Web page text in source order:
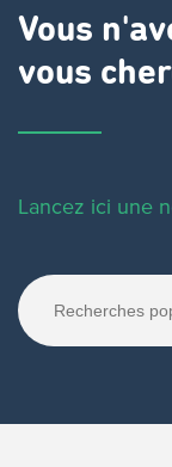
Vous
vous
Lancez ici une